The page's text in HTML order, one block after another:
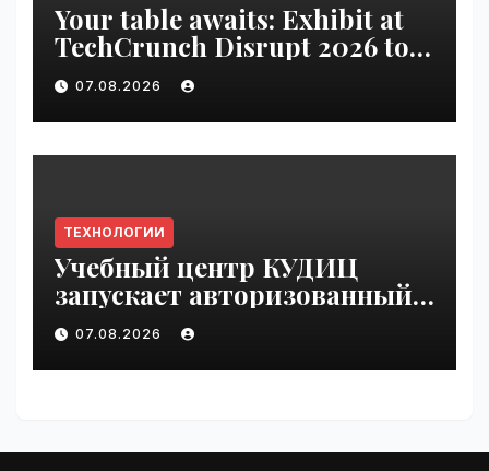
Your table awaits: Exhibit at
TechCrunch Disrupt 2026 to
be seen by thousands |
VseTime.ru
07.08.2026
ТЕХНОЛОГИИ
Учебный центр КУДИЦ
запускает авторизованный
курс по
администрированию Mind
Migrate#guest | VseTime.ru
07.08.2026